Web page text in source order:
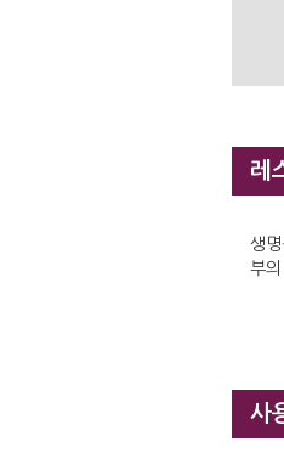
레
생
부
사